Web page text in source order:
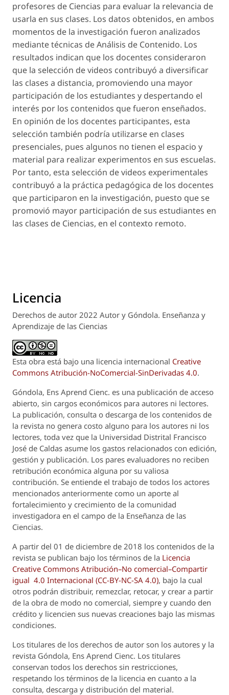
profesores de Ciencias para evaluar la relevancia de
usarla en sus clases. Los datos obtenidos, en ambos
momentos de la investigación fueron analizados
mediante técnicas de Análisis de Contenido. Los
resultados indican que los docentes consideraron
que la selección de videos contribuyó a diversificar
las clases a distancia, promoviendo una mayor
participación de los estudiantes y despertando el
interés por los contenidos que fueron enseñados.
En opinión de los docentes participantes, esta
selección también podría utilizarse en clases
presenciales, pues algunos no tienen el espacio y
material para realizar experimentos en sus escuelas.
Por tanto, esta selección de videos experimentales
contribuyó a la práctica pedagógica de los docentes
que participaron en la investigación, puesto que se
promovió mayor participación de sus estudiantes en
las clases de Ciencias, en el contexto remoto.
Licencia
Derechos de autor 2022 Autor y Góndola. Enseñanza y
Aprendizaje de las Ciencias
Esta obra está bajo una licencia internacional Creative
Commons Atribución-NoComercial-SinDerivadas 4.0.
Góndola, Ens Aprend Cienc. es una publicación de acceso
abierto, sin cargos económicos para autores ni lectores.
La publicación, consulta o descarga de los contenidos de
la revista no genera costo alguno para los autores ni los
lectores, toda vez que la Universidad Distrital Francisco
José de Caldas asume los gastos relacionados con edición,
gestión y publicación. Los pares evaluadores no reciben
retribución económica alguna por su valiosa
contribución. Se entiende el trabajo de todos los actores
mencionados anteriormente como un aporte al
fortalecimiento y crecimiento de la comunidad
investigadora en el campo de la Enseñanza de las
Ciencias.
A partir del 01 de diciembre de 2018 los contenidos de la
revista se publican bajo los términos de la Licencia
Creative Commons Atribución–No comercial–Compartir
igual 4.0 Internacional (CC-BY-NC-SA 4.0), bajo la cual
otros podrán distribuir, remezclar, retocar, y crear a partir
de la obra de modo no comercial, siempre y cuando den
crédito y licencien sus nuevas creaciones bajo las mismas
condiciones.
Los titulares de los derechos de autor son los autores y la
revista Góndola, Ens Aprend Cienc. Los titulares
conservan todos los derechos sin restricciones,
respetando los términos de la licencia en cuanto a la
consulta, descarga y distribución del material.